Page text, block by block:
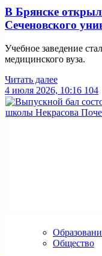
В Брянске
Сеченовского
Учебное заведение
медицинского вуза.
Читать далее
4 июля 2026, 10:16 104
Общество